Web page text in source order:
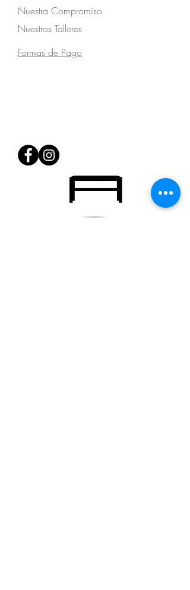
Nuestra Compromiso
Nuestros Talleres
Formas de Pago